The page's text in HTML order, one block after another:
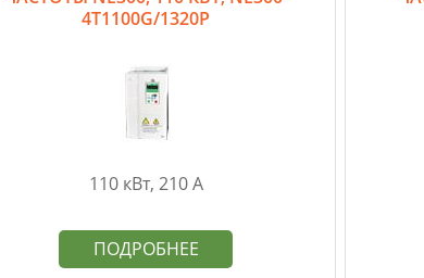
4T1100G/1320P
110 кВт, 210 А
ПОДРОБНЕЕ